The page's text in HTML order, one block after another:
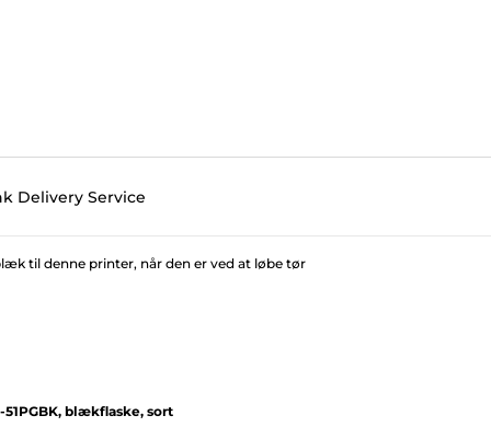
Delivery Service
til denne printer, når den er ved at løbe tør
51PGBK, blækflaske, sort